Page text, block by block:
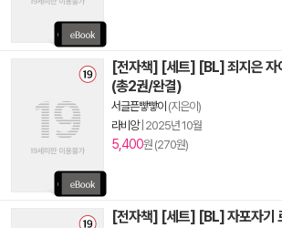
[전자책] [세트] [BL] 죄지은 자
(총2권/완결)
서글픈빻빻이 (지은이)
라비앙| 2025년 10월
5,400원 (270원)
[전자책] [세트] [BL] 자포자기